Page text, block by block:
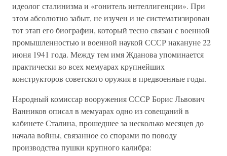
идеолог сталинизма и «гонитель интеллигенции». При
этом абсолютно забыт, не изучен и не систематизирован
тот этап его биографии, который тесно связан с военной
промышленностью и военной наукой СССР накануне 22
июня 1941 года. Между тем имя Жданова упоминается
практически во всех мемуарах крупнейших
конструкторов советского оружия в предвоенные годы.
Народный комиссар вооружения СССР Борис Львович
Ванников описал в мемуарах одно из совещаний в
кабинете Сталина, прошедшее за несколько месяцев до
начала войны, связанное со спорами по поводу
производства пушки крупного калибра: